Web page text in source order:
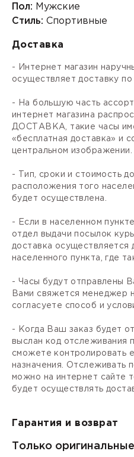
Пол: Мужские
Стиль: Спортивные
Доставка
- Интернет магазин
осуществляет доставку
- На большую часть
интернет магазина
ДОСТАВКА, такие часы
«бесплатная доставка» и
центральном изображении.
- Тип, сроки и стоимость
расположения того
будет осуществлена.
- Если в населенном
отдел выдачи посылок
доставка осуществляется
населенного пункта, где
- Часы будут отправлены
Вами свяжется менеджер
согласуете способ и
- Когда Ваш заказ будет
выслан код отслеживания
сможете контролировать
назначения. Отслеживать
можно на интернет сайте
будет осуществлять
Гарантия и возврат
Только